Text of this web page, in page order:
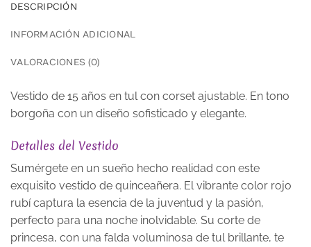
DESCRIPCIÓN
INFORMACIÓN ADICIONAL
VALORACIONES (0)
Vestido de 15 años en tul con corset ajustable. En tono
borgoña con un diseño sofisticado y elegante.
Detalles del Vestido
Sumérgete en un sueño hecho realidad con este
exquisito vestido de quinceañera. El vibrante color rojo
rubí captura la esencia de la juventud y la pasión,
perfecto para una noche inolvidable. Su corte de
princesa, con una falda voluminosa de tul brillante, te